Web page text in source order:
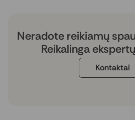
Neradote reikiamų
Reikalinga
Kontaktai